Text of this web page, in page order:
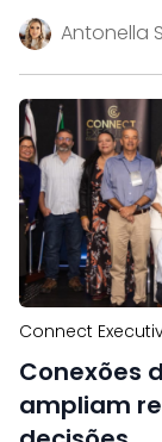
Antonella
Connect
Conexões
ampliam